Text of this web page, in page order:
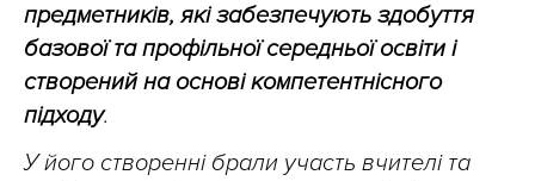
предметників, які забезпечують здобуття
базової та профільної середньої освіти і
створений на основі компетентнісного
підходу.
У його створенні брали участь вчителі та